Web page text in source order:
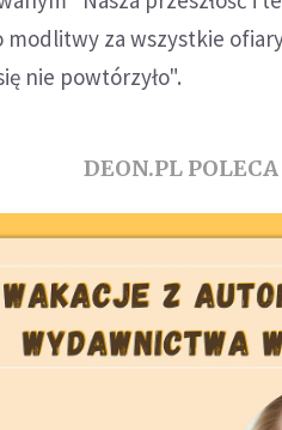
modlitwy za wszystkie
nie powtórzyło".
DEON.PL POLECA